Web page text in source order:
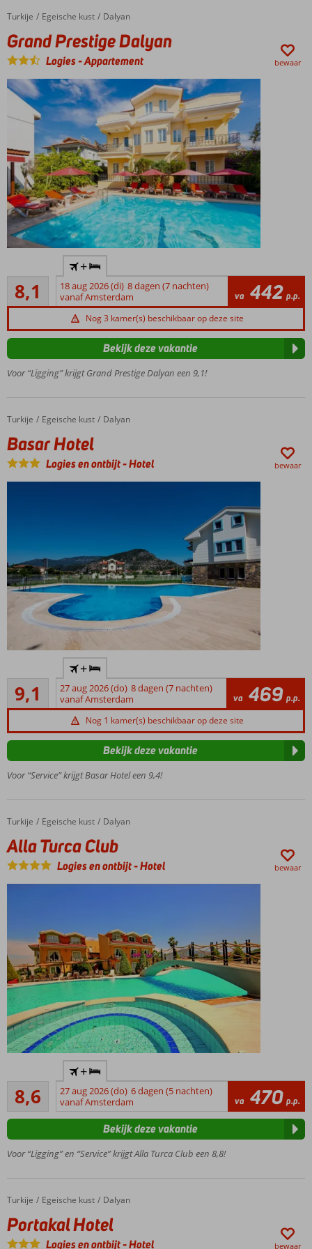
mogelijk
Home
Turkije Egeische kust Dalyan
Grand Prestige Dalyan
Grand Prestige Dalyan
Logies-Appartement bewaar
Kleinschalig
met
familiaire
sfeer
Centrale
ligging
in
Dalyan,
de rivier
Vriendelijke
die zorgen
voor een
warm
welkom
voor excursies naar
strand en
bezienswaardigheden
8,1Zeer goed
33
beoordelingen
+
18 aug 2026 (di) 8 dagen (7 nachten)
vanaf Amsterdam
va 442 p.p.
Nog 3 kamer(s) beschikbaar op deze site
Voor “Ligging” krijgt Grand Prestige Dalyan een 9,1!
Bekijk deze vakantie
Home
Turkije Egeische kust Dalyan
Basar Hotel
Basar Hotel
Logies en ontbijt-Hotel bewaar
favoriet!
Rustig
Gemoedelijke
korte
en gastvrij
personeel
9,1
Uitstekend
117
beoordelingen
+
27 aug 2026 (do) 8 dagen (7 nachten)
vanaf Amsterdam
va 469 p.p.
Nog 1 kamer(s) beschikbaar op deze site
Voor “Service” krijgt Basar Hotel een 9,4!
Bekijk deze vakantie
Home
Turkije Egeische kust Dalyan
Alla Turca Club
Alla Turca Club
Logies en ontbijt-Hotel bewaar
van
Dalyan
Prachtig
Halfpension
mogelijk
8,6
Aanrader
59
beoordelingen
+
27 aug 2026 (do) 6 dagen (5 nachten)
vanaf Amsterdam
va 470 p.p.
Voor “Ligging” en “Service” krijgt Alla Turca Club een 8,8!
Bekijk deze vakantie
Home
Turkije Egeische kust Dalyan
Portakal Hotel
Portakal Hotel
Logies en ontbijt-Hotel bewaar